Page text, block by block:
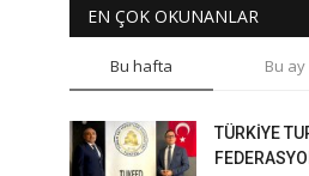
EN ÇOK OKUNANLAR
Bu hafta Bu ay
TÜRKİYE